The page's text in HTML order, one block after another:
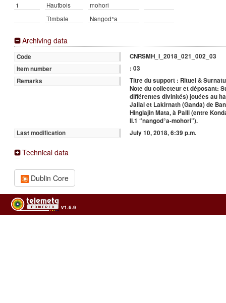
1
Hautbois
mohori
Timbale
Nangod°a
Archiving data
Code
CNRSMH_I_2018_021_002_03
Item number
: 03
Remarks
Titre du support : Rituel &
Note du collecteur et déposant:
différentes divinités) jouées au
Jailal et Lakirnath (Ganda) de
Hinglajin Mata, à Palli (entre
II.1 ‘’nangod°a-mohori’’).
Last modification
July 10, 2018, 6:39 p.m.
Technical data
Dublin Core
v1.6.9